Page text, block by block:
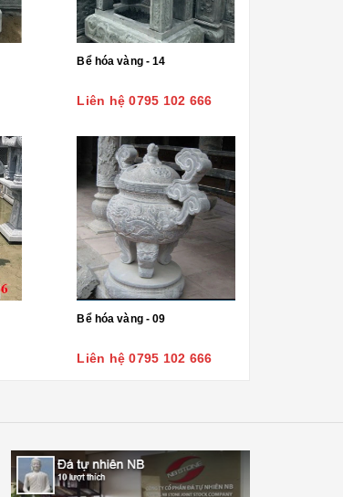
Bể hóa vàng - 14
Liên hệ 0795 102 666
Bể hóa vàng - 09
Liên hệ 0795 102 666